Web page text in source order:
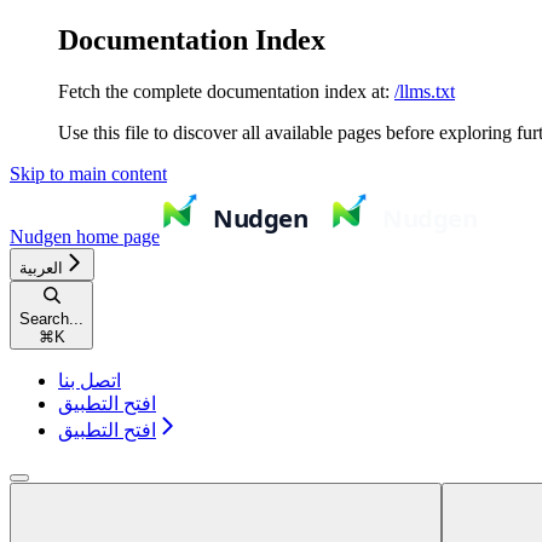
Documentation Index
Fetch the complete documentation index at: /llms.txt
Use this file to discover all available pages before exploring
Skip to main content
Nudgen home page
العربية
Search...
⌘ K
اتصل بنا
افتح التطبيق
افتح التطبيق